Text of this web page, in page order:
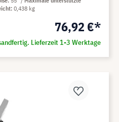
76,92 €*
Lieferzeit 1-3 Werktage
0,438 kg